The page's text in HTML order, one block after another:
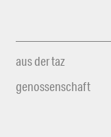
aus der taz
genossenschaft